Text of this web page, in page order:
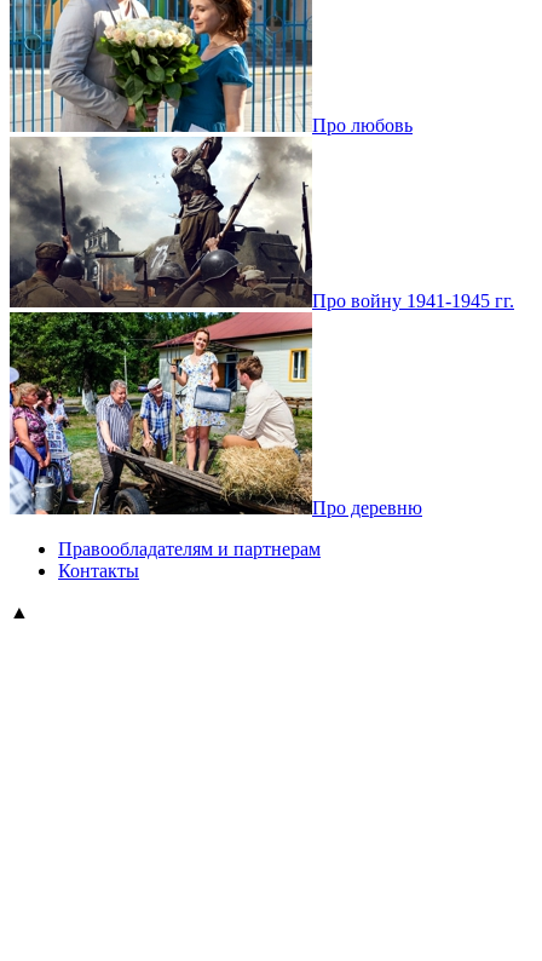
Про любовь
Про войну 1941-1945 гг.
Про деревню
Правообладателям и партнерам
Контакты
▲